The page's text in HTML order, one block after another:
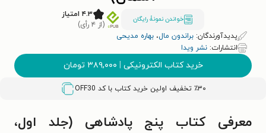
خواندن نمونۀ رایگان
۴.۳ امتیاز
(از ۴ رأی)
پدیدآورندگان: براندون مال، بهاره مدیحی
انتشارات: نشر ویدا
خرید کتاب الکترونیکی | ۳۸۹,۰۰۰ تومان
٪۳۰ تخفیف اولین خرید کتاب با کد OFF30
معرفی کتاب پنج پادشاهی (جلد اول،